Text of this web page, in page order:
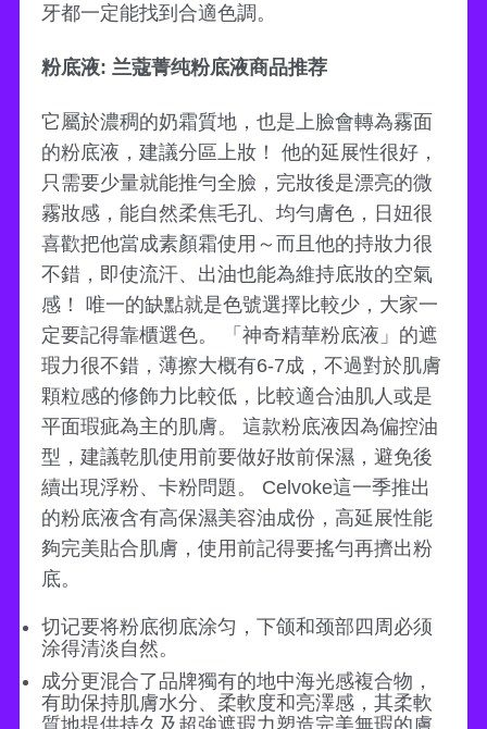
牙都一定能找到合適色調。
粉底液: 兰蔻菁纯粉底液商品推荐
它屬於濃稠的奶霜質地，也是上臉會轉為霧面
的粉底液，建議分區上妝！ 他的延展性很好，
只需要少量就能推勻全臉，完妝後是漂亮的微
霧妝感，能自然柔焦毛孔、均勻膚色，日妞很
喜歡把他當成素顏霜使用～而且他的持妝力很
不錯，即使流汗、出油也能為維持底妝的空氣
感！ 唯一的缺點就是色號選擇比較少，大家一
定要記得靠櫃選色。 「神奇精華粉底液」的遮
瑕力很不錯，薄擦大概有6-7成，不過對於肌膚
顆粒感的修飾力比較低，比較適合油肌人或是
平面瑕疵為主的肌膚。 這款粉底液因為偏控油
型，建議乾肌使用前要做好妝前保濕，避免後
續出現浮粉、卡粉問題。 Celvoke這一季推出
的粉底液含有高保濕美容油成份，高延展性能
夠完美貼合肌膚，使用前記得要搖勻再擠出粉
底。
切记要将粉底彻底涂匀，下颌和颈部四周必须
涂得清淡自然。
成分更混合了品牌獨有的地中海光感複合物，
有助保持肌膚水分、柔軟度和亮澤感，其柔軟
質地提供持久及超強遮瑕力塑造完美無瑕的膚